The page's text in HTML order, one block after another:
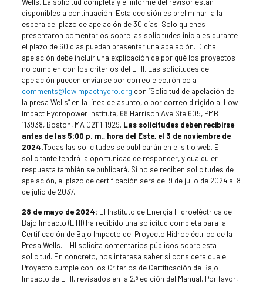
disponibles a continuación. Esta decisión es preliminar, a la
espera del plazo de apelación de 30 días. Solo quienes
presentaron comentarios sobre las solicitudes iniciales durante
el plazo de 60 días pueden presentar una apelación. Dicha
apelación debe incluir una explicación de por qué los proyectos
no cumplen con los criterios del LIHI. Las solicitudes de
apelación pueden enviarse por correo electrónico a
comments@lowimpacthydro.org con “Solicitud de apelación de
la presa Wells” en la línea de asunto, o por correo dirigido al Low
Impact Hydropower Institute, 68 Harrison Ave Ste 605, PMB
113938, Boston, MA 02111-1929. Las solicitudes deben recibirse
antes de las 5:00 p. m., hora del Este, el 3 de noviembre de
2024.Todas las solicitudes se publicarán en el sitio web. El
solicitante tendrá la oportunidad de responder, y cualquier
respuesta también se publicará. Si no se reciben solicitudes de
apelación, el plazo de certificación será del 9 de julio de 2024 al 8
de julio de 2037.
28 de mayo de 2024: El Instituto de Energía Hidroeléctrica de
Bajo Impacto (LIHI) ha recibido una solicitud completa para la
Certificación de Bajo Impacto del Proyecto Hidroeléctrico de la
Presa Wells. LIHI solicita comentarios públicos sobre esta
solicitud. En concreto, nos interesa saber si considera que el
Proyecto cumple con los Criterios de Certificación de Bajo
Impacto de LIHI, revisados en la 2.ª edición del Manual. Por favor,